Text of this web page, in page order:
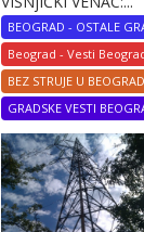
BEOGRAD - OSTALE
Beograd - Vesti
BEZ STRUJE U
GRADSKE VESTI